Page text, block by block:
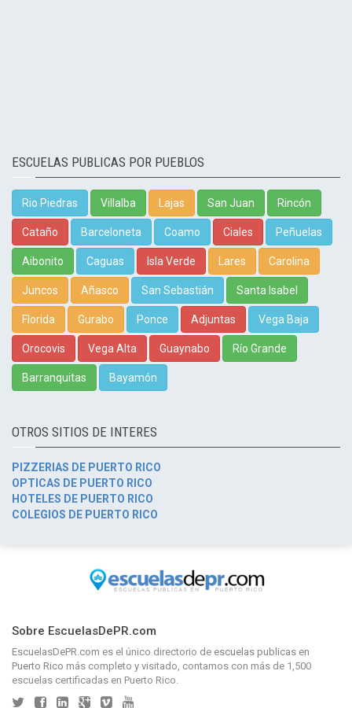
ESCUELAS PUBLICAS POR PUEBLOS
Rio Piedras Villalba Lajas San Juan Rincón
Cataño Barceloneta Coamo Ciales Peñuelas
Aibonito Caguas Isla Verde Lares Carolina
Juncos Añasco San Sebastián Santa Isabel
Florida Gurabo Ponce Adjuntas Vega Baja
Orocovis Vega Alta Guaynabo Río Grande
Barranquitas Bayamón
OTROS SITIOS DE INTERES
PIZZERIAS DE PUERTO RICO
OPTICAS DE PUERTO RICO
HOTELES DE PUERTO RICO
COLEGIOS DE PUERTO RICO
Sobre EscuelasDePR.com
EscuelasDePR.com es el único directorio de escuelas publicas en
Puerto Rico más completo y visitado, contamos con más de 1,500
escuelas certificadas en Puerto Rico.